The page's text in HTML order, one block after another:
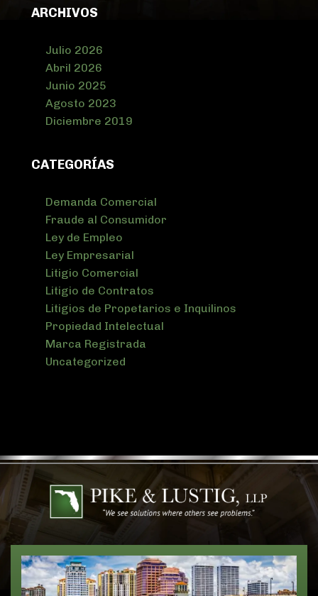
ARCHIVOS
Julio 2026
Abril 2026
Junio 2025
Agosto 2023
Diciembre 2019
CATEGORÍAS
Demanda Comercial
Fraude al Consumidor
Ley de Empleo
Ley Empresarial
Litigio Comercial
Litigio de Contratos
Litigios de Propetarios e Inquilinos
Propiedad Intelectual
Marca Registrada
Uncategorized